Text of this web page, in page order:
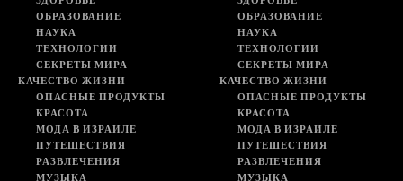
ОБРАЗОВАНИЕ
НАУКА
ТЕХНОЛОГИИ
СЕКРЕТЫ МИРА
КАЧЕСТВО ЖИЗНИ
ОПАСНЫЕ ПРОДУКТЫ
КРАСОТА
МОДА В ИЗРАИЛЕ
ПУТЕШЕСТВИЯ
РАЗВЛЕЧЕНИЯ
МУЗЫКА
ОБРАЗОВАНИЕ
НАУКА
ТЕХНОЛОГИИ
СЕКРЕТЫ МИРА
КАЧЕСТВО ЖИЗНИ
ОПАСНЫЕ ПРОДУКТЫ
КРАСОТА
МОДА В ИЗРАИЛЕ
ПУТЕШЕСТВИЯ
РАЗВЛЕЧЕНИЯ
МУЗЫКА